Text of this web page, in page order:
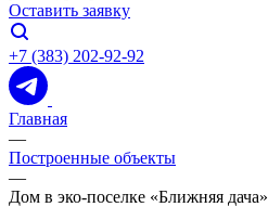
Оставить заявку
+7 (383) 202-92-92
Главная
—
Построенные объекты
—
Дом в эко-поселке «Ближняя дача»